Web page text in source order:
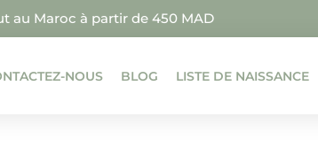
au Maroc à partir de 450 MAD
NOUS BLOG LISTE DE NAISSANCE